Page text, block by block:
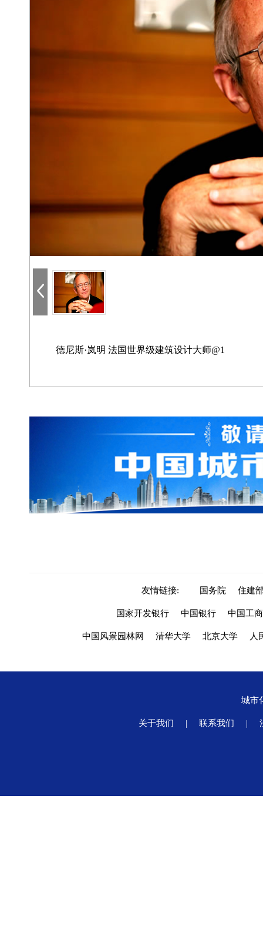
德尼斯·岚明 法国世界级建筑设计大师@1
友情链接: 国务院 住建
国家开发银行 中国银行 中国工
中国风景园林网 清华大学 北京大学 人
城市
关于我们 | 联系我们 |